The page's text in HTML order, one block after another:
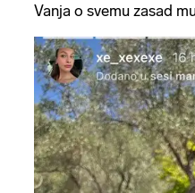
Vanja o svemu zasad